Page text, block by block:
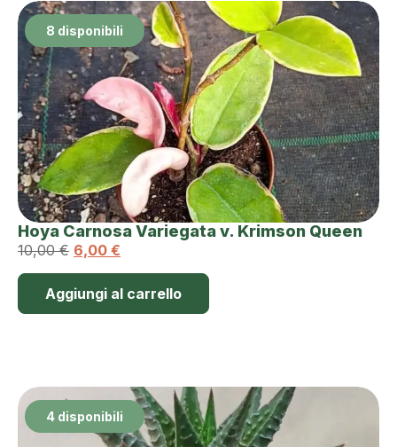
8 disponibili
Hoya Carnosa Variegata v. Krimson Queen
10,00€ 6,00 €
Aggiungi al carrello
4 disponibili